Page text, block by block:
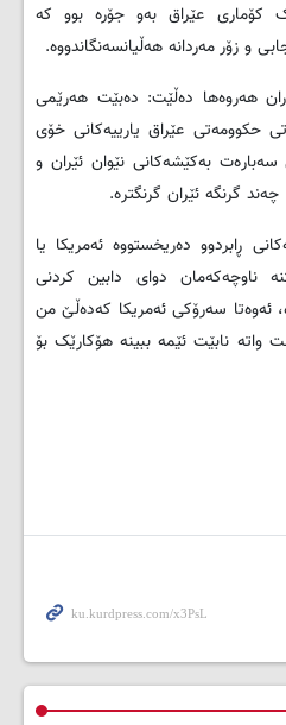
كۆماری عێراق به‌و جۆره‌ بوو كه‌
و‌ زۆر مه‌ردانه‌ هه‌ڵیانسه‌نگاندووه.
هەروەها دەڵێت: دەبێت هەرێمی
حكوومەتی عێراق یارییەكانی خۆی
بەكێشەكانی نێوان ئێران و
گرنگە ئێران گرنگترە.
ڕابردوو دەریخستووە ئەمریكا یا
ناوچەكەمان دوای دابین كردنی
ئەوەتا سەرۆكی ئەمریكا كەدەڵێ من
واتە نابێت ئێمە ببینە هۆكارێک بۆ